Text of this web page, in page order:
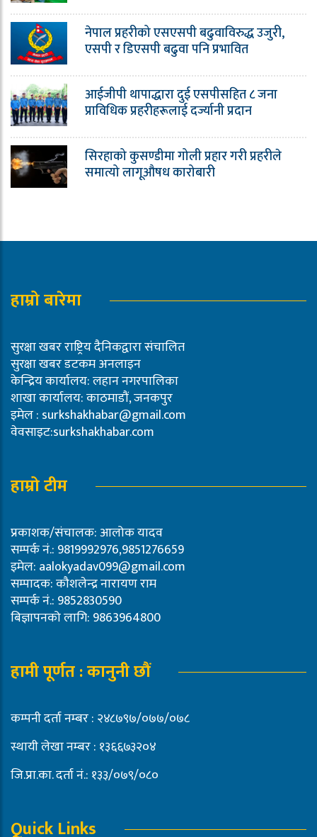
नेपाल प्रहरीको एसएसपी बढुवाविरुद्ध उजुरी,
एसपी र डिएसपी बढुवा पनि प्रभावित
आईजीपी थापाद्धारा दुई एसपीसहित ८ जना
प्राविधिक प्रहरीहरूलाई दर्ज्यानी प्रदान
सिरहाको कुसण्डीमा गोली प्रहार गरी प्रहरीले
समात्यो लागूऔषध कारोबारी
हाम्रो बारेमा
सुरक्षा खबर राष्ट्रिय दैनिकद्वारा संचालित
सुरक्षा खबर डटकम अनलाइन
केन्द्रिय कार्यालय: लहान नगरपालिका
शाखा कार्यालय: काठमाडौं, जनकपुर
इमेल : surkshakhabar@gmail.com
वेवसाइट:surkshakhabar.com
हाम्रो टीम
प्रकाशक/संचालक: आलोक यादव
सम्पर्क नं.: 9819992976,9851276659
इमेल: aalokyadav099@gmail.com
सम्पादक: कौशलेन्द्र नारायण राम
सम्पर्क नं.: 9852830590
बिज्ञापनको लागि: 9863964800
हामी पूर्णत : कानुनी छौं
कम्पनी दर्ता नम्बर : २४८७९७/०७७/०७८
स्थायी लेखा नम्बर : १३६६७३२०४
जि.प्रा.का. दर्ता नं.: १३३/०७९/०८०
Quick Links